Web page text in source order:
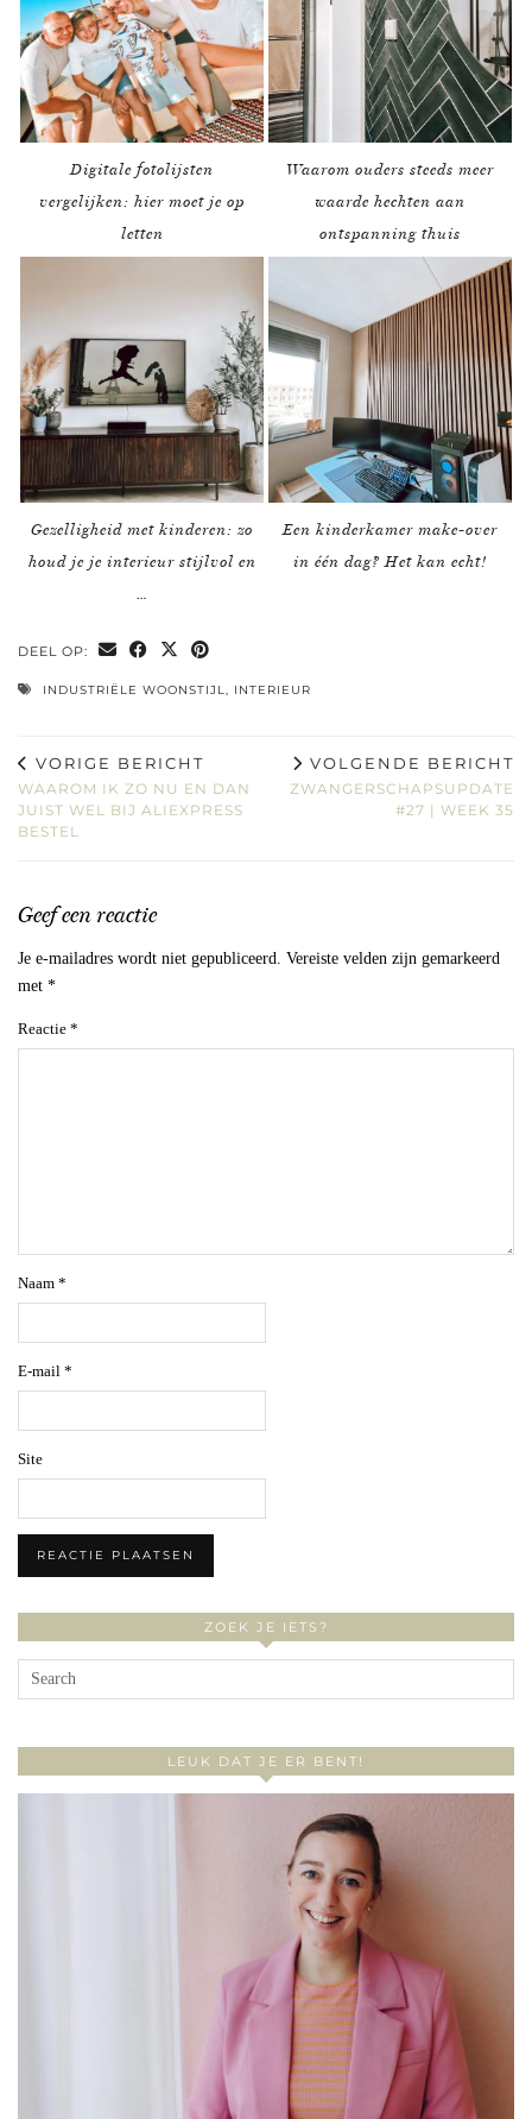
Digitale fotolijsten
vergelijken: hier moet je op
letten
Waarom ouders steeds meer
waarde hechten aan
ontspanning thuis
Gezelligheid met kinderen: zo
houd je je interieur stijlvol en
…
Een kinderkamer make-over
in één dag? Het kan echt!
DEEL OP:
INDUSTRIËLE WOONSTIJL, INTERIEUR
VORIGE BERICHT
WAAROM IK ZO NU EN DAN
JUIST WEL BIJ ALIEXPRESS
BESTEL
VOLGENDE BERICHT
ZWANGERSCHAPSUPDATE
#27 | WEEK 35
Geef een reactie
Je e-mailadres wordt niet gepubliceerd. Vereiste velden zijn gemarkeerd
met *
Reactie *
Naam *
E-mail *
Site
ZOEK JE IETS?
LEUK DAT JE ER BENT!